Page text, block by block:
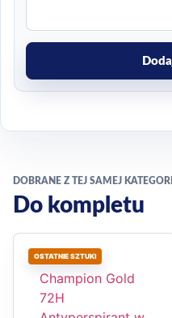
DOBRANE Z TEJ SAMEJ
Do kompletu
OSTATNIE SZTUKI